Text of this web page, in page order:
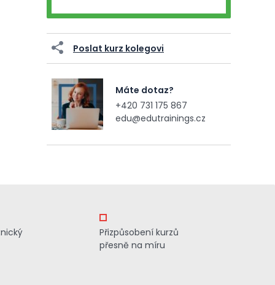
Poslat kurz kolegovi
Máte dotaz?
+420 731 175 867
edu@edutrainings.cz
Přizpůsobení kurzů
přesně na míru